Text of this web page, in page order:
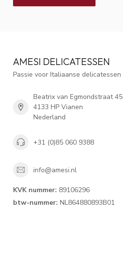
AMESI DELICATESSEN
Passie voor Italiaanse delicatessen
Beatrix van Egmondstraat 45
4133 HP Vianen
Nederland
+31 (0)85 060 9388
info@amesi.nl
KVK nummer: 89106296
btw-nummer: NL864880893B01